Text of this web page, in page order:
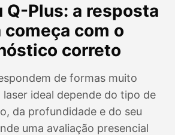
Q-Plus: a resposta
com o
correto
de formas muito
ideal depende do tipo de
da profundidade e do seu
uma avaliação presencial